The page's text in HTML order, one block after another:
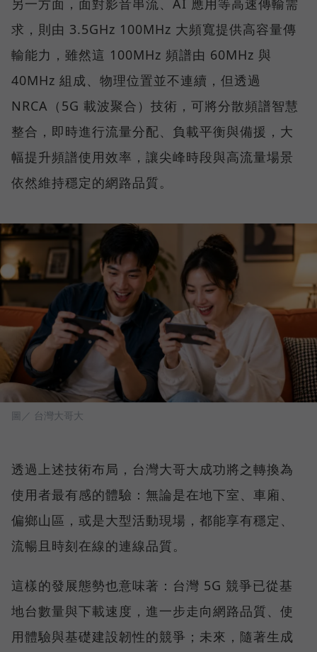
求，則由 3.5GHz 100MHz 大頻寬提供高容量傳
輸能力，雖然這 100MHz 頻譜由 60MHz 與
40MHz 組成、物理位置並不連續，但透過
NRCA（5G 載波聚合）技術，可將分散頻譜智慧
整合，即時進行流量分配、負載平衡與備援，大
幅提升頻譜使用效率，讓尖峰時段與高流量場景
依然維持穩定的網路品質。
圖／ 台灣大哥大
透過上述技術布局，台灣大哥大成功將之轉換為
使用者最有感的體驗：無論是在地下室、車廂、
偏鄉山區，或是大型活動現場，都能享有穩定、
流暢且時刻在線的連線品質。
這樣的發展態勢也意味著：台灣 5G 競爭已從基
地台數量與下載速度，進一步走向網路品質、使
用體驗與基礎建設韌性的競爭；未來，隨著生成